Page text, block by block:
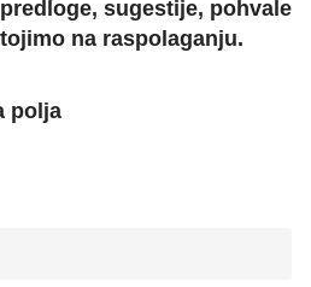
sugestije, pohvale
na raspolaganju.
polja